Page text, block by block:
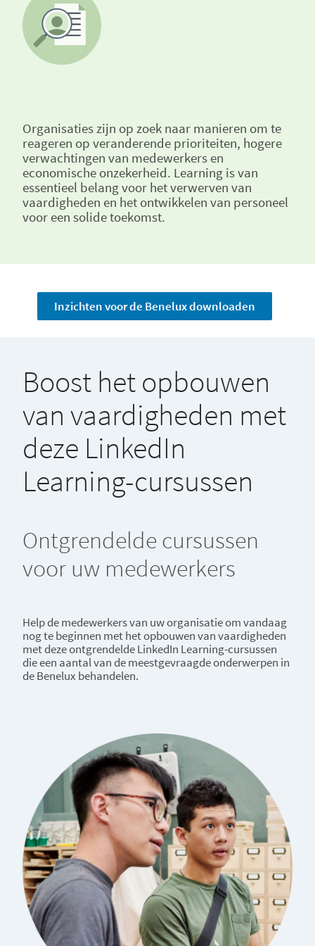
Organisaties zijn op zoek naar manieren om te
reageren op veranderende prioriteiten, hogere
verwachtingen van medewerkers en
economische onzekerheid. Learning is van
essentieel belang voor het verwerven van
vaardigheden en het ontwikkelen van personeel
voor een solide toekomst.
Inzichten voor de Benelux downloaden
Boost het opbouwen
van vaardigheden met
deze LinkedIn
Learning-cursussen
Ontgrendelde cursussen
voor uw medewerkers
Help de medewerkers van uw organisatie om vandaag
nog te beginnen met het opbouwen van vaardigheden
met deze ontgrendelde LinkedIn Learning-cursussen
die een aantal van de meestgevraagde onderwerpen in
de Benelux behandelen.